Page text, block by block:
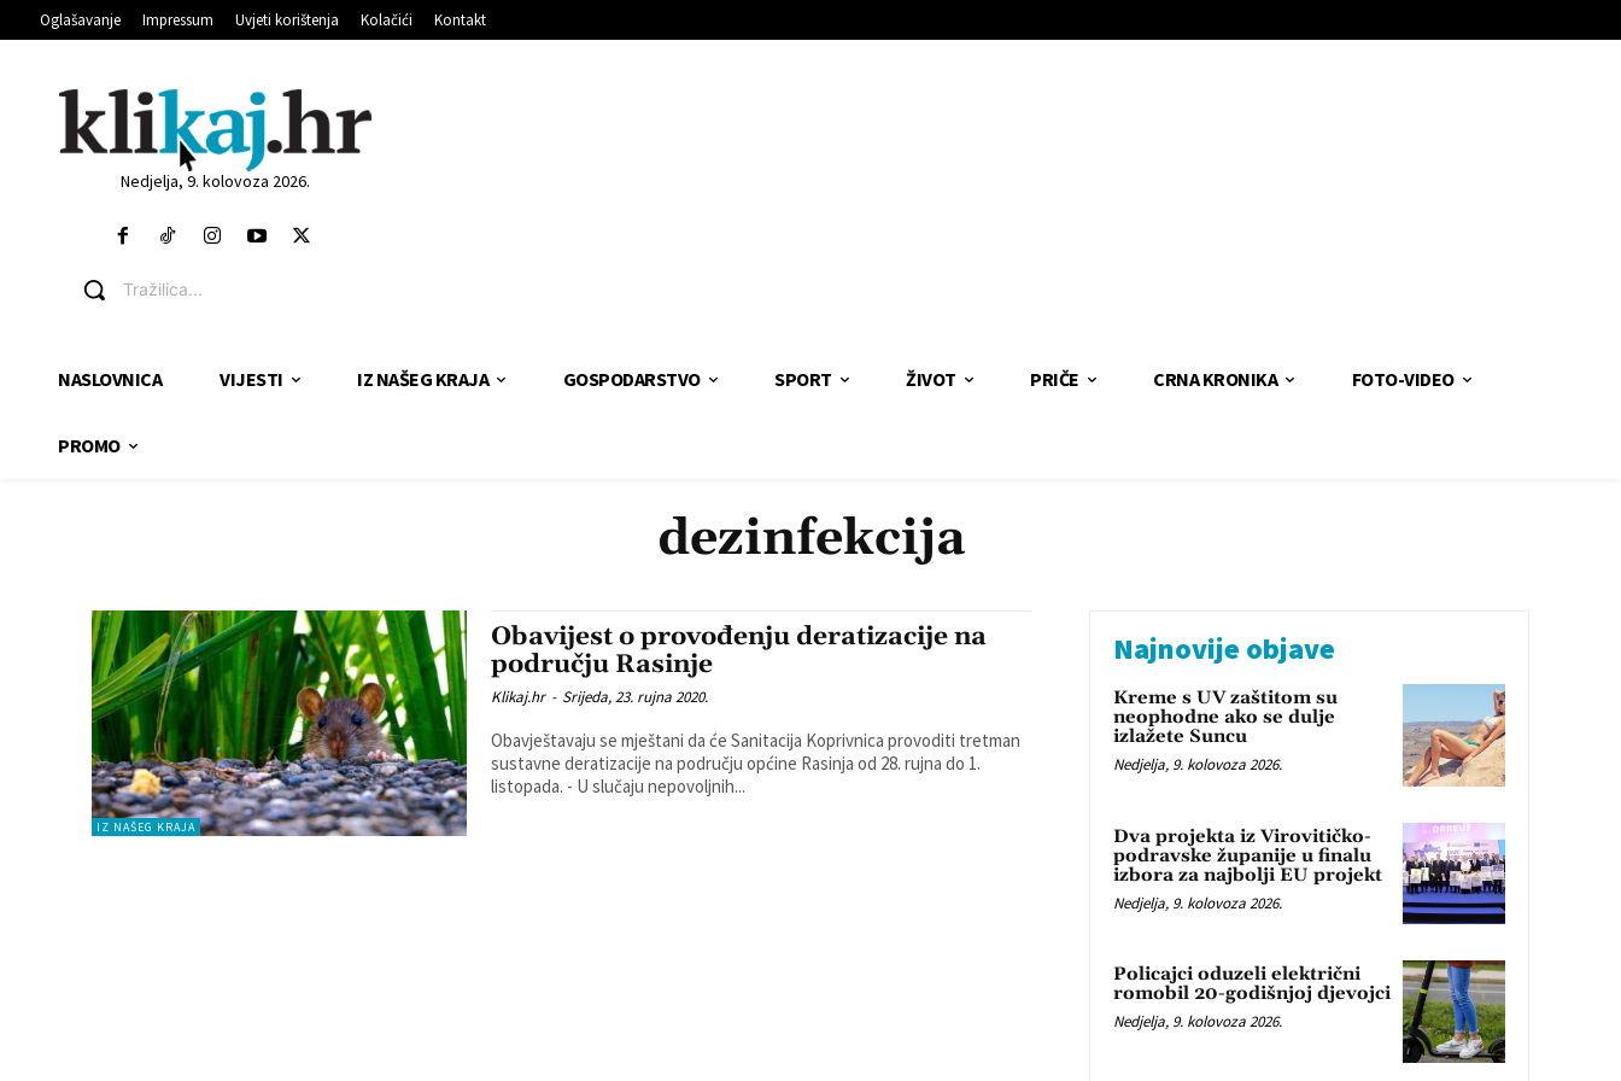
Oglašavanje Impressum Uvjeti korištenja Kolačići Kontakt
Nedjelja, 9. kolovoza 2026.
Tražilica...
NASLOVNICA VIJESTI IZ NAŠEG KRAJA GOSPODARSTVO SPORT ŽIVOT PRIČE CRNA KRONIKA FOTO-VIDEO
PROMO
dezinfekcija
IZ NAŠEG KRAJA
Obavijest o provođenju deratizacije na
području Rasinje
Klikaj.hr - Srijeda, 23. rujna 2020.
Obavještavaju se mještani da će Sanitacija Koprivnica provoditi tretman
sustavne deratizacije na području općine Rasinja od 28. rujna do 1.
listopada. - U slučaju nepovoljnih...
Najnovije objave
Kreme s UV zaštitom su
neophodne ako se dulje
izlažete Suncu
Nedjelja, 9. kolovoza 2026.
Dva projekta iz Virovitičko-
podravske županije u finalu
izbora za najbolji EU projekt
Nedjelja, 9. kolovoza 2026.
Policajci oduzeli električni
romobil 20-godišnjoj djevojci
Nedjelja, 9. kolovoza 2026.